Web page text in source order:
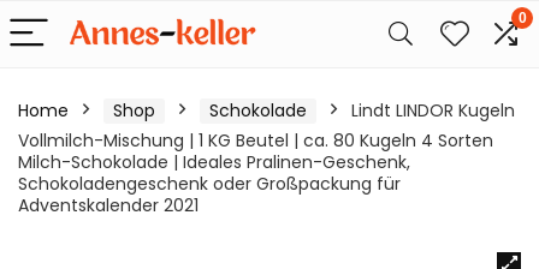
0
Home Shop Schokolade
Lindt LINDOR Kugeln
Vollmilch-Mischung | 1 KG Beutel | ca. 80 Kugeln 4 Sorten
Milch-Schokolade | Ideales Pralinen-Geschenk,
Schokoladengeschenk oder Großpackung für
Adventskalender 2021